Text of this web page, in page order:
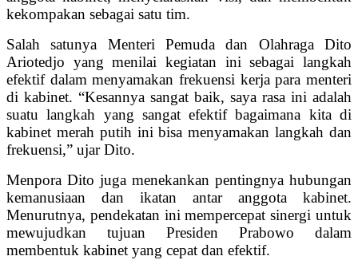
kekompakan sebagai satu tim.
Salah satunya Menteri Pemuda dan Olahraga Dito
Ariotedjo yang menilai kegiatan ini sebagai langkah
efektif dalam menyamakan frekuensi kerja para menteri
di kabinet. “Kesannya sangat baik, saya rasa ini adalah
suatu langkah yang sangat efektif bagaimana kita di
kabinet merah putih ini bisa menyamakan langkah dan
frekuensi,” ujar Dito.
Menpora Dito juga menekankan pentingnya hubungan
kemanusiaan dan ikatan antar anggota kabinet.
Menurutnya, pendekatan ini mempercepat sinergi untuk
mewujudkan tujuan Presiden Prabowo dalam
membentuk kabinet yang cepat dan efektif.